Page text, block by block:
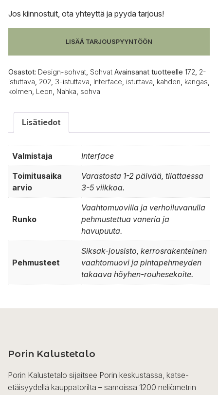
Jos kiinnostuit, ota yhteyttä ja pyydä tarjous!
LISÄÄ TARJOUSPYYNTÖÖN
Osastot: Design-sohvat Sohvat Avainsanat tuotteelle 172 2-
istuttava 202 3-istuttava Interface istuttava kahden kangas
kolmen Leon Nahka sohva
Lisätiedot
Valmistaja Interface
Toimitusaika
arvio
Varastosta 1-2 päivää, tilattaessa
3-5 viikkoa.
Runko
Vaahtomuovilla ja verhoiluvanulla
pehmustettua vaneria ja
havupuuta.
Pehmusteet
Siksak-jousisto, kerrosrakenteinen
vaahtomuovi ja pintapehmeyden
takaava höyhen-rouhesekoite.
Porin Kalustetalo
Porin Kalustetalo sijaitsee Porin keskustassa, katse-
etäisyydellä kauppatorilta – samoissa 1200 neliömetrin